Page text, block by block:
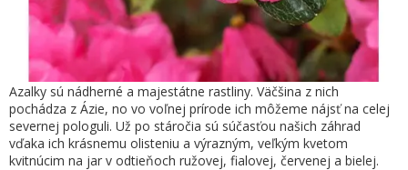
Azalky sú nádherné a majestátne rastliny. Väčšina z nich
pochádza z Ázie, no vo voľnej prírode ich môžeme nájsť na celej
severnej pologuli. Už po stáročia sú súčasťou našich záhrad
vďaka ich krásnemu olisteniu a výrazným, veľkým kvetom
kvitnúcim na jar v odtieňoch ružovej, fialovej, červenej a bielej.